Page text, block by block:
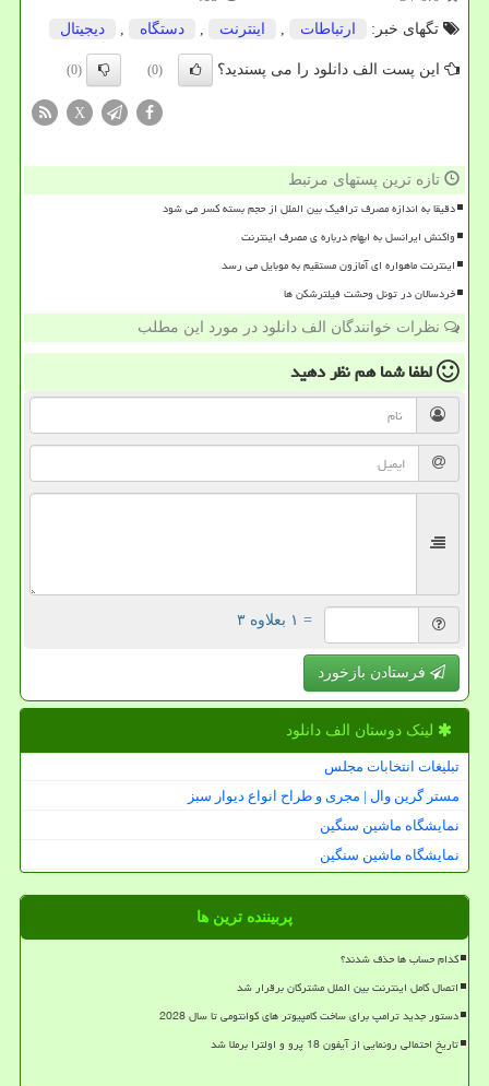
تگهای خبر:
ارتباطات , اینترنت , دستگاه , دیجیتال
این پست الف دانلود را می پسندید؟ (0)
(0)
X
تازه ترین پستهای مرتبط
دقیقا به اندازه مصرف ترافیک بین الملل از حجم بسته کسر می شود
واکنش ایرانسل به ابهام درباره ی مصرف اینترنت
اینترنت ماهواره ای آمازون مستقیم به موبایل می رسد
خردسالان در تونل وحشت فیلترشکن ها
نظرات خوانندگان الف دانلود در مورد این مطلب
لطفا شما همنظر دهید
= ۱ بعلاوه ۳
فرستادن بازخورد
لینک دوستان الف دانلود
تبلیغات انتخابات مجلس
مستر گرین وال | مجری و طراح انواع دیوار سبز
نمایشگاه ماشین سنگین
نمایشگاه ماشین سنگین
پربیننده ترین ها
کدام حساب ها حذف شدند؟
اتصال کامل اینترنت بین الملل مشترکان برقرار شد
دستور جدید ترامپ برای ساخت کامپیوتر های کوانتومی تا سال 2028
تاریخ احتمالی رونمایی از آیفون 18 پرو و اولترا برملا شد